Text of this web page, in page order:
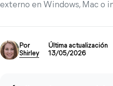
externo en Windows, Mac o
Por
Shirley
Última actualización
13/05/2026